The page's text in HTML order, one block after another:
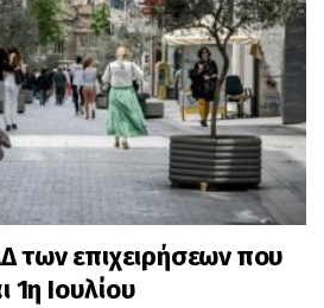
των επιχειρήσεων που
1η Ιουλίου